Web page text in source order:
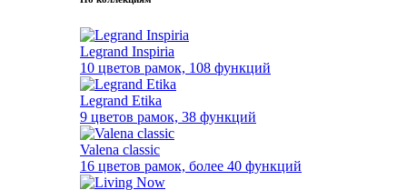
Legrand Inspiria
10 цветов рамок, 108 функций
Legrand Etika
9 цветов рамок, 38 функций
Valena classic
16 цветов рамок, более 40 функций